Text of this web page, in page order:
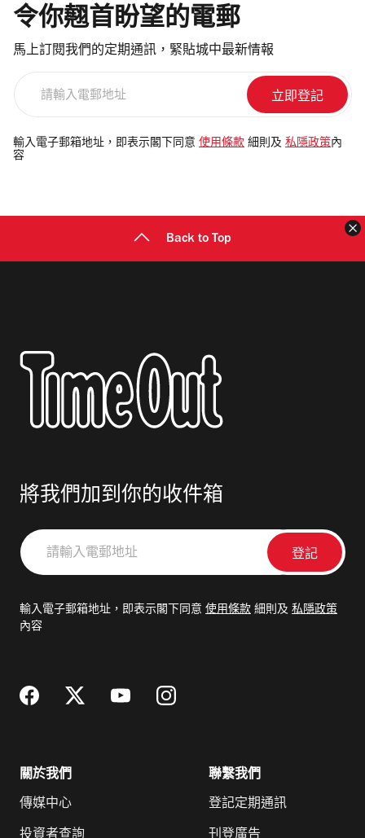
令你翹首盼望的電郵
馬上訂閱我們的定期通訊，緊貼城中最新情報
電
郵
輸入電子郵箱地址，即表示閣下同意 使用條款 細則及 私隱政策 內
容
Back to Top
將我們加到你的收件箱
請
輸
郵
輸入電子郵箱地址，即表示閣下同意 使用條款 細則及 私隱政策
內容
關於我們
傳媒中心
聯繫我們
登記定期通訊